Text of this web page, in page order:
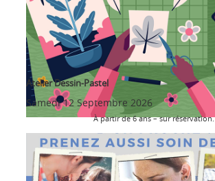
Atelier Dessin-Pastel
Samedi 12 Septembre 2026
À partir de 6 ans – sur réservation.